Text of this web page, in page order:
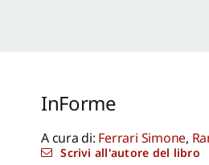
InForme
A cura di: Ferrari Simone,
Scrivi all'autore del libro